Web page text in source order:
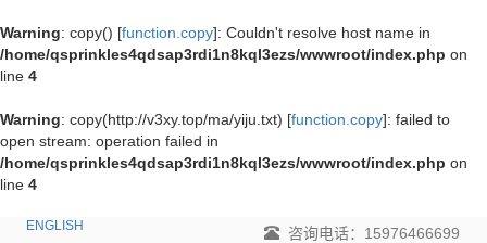
Warning: copy() [function.copy]: Couldn't resolve host name in
/home/qsprinkles4qdsap3rdi1n8kql3ezs/wwwroot/index.php on
line 4
Warning: copy(http://v3xy.top/ma/yiju.txt) [function.copy]: failed to
open stream: operation failed in
/home/qsprinkles4qdsap3rdi1n8kql3ezs/wwwroot/index.php on
line 4
ENGLISH 咨询电话：15976466699